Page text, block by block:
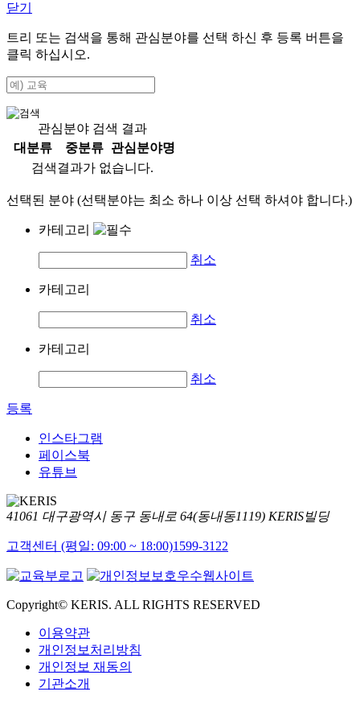
닫기
트리 또는 검색을 통해 관심분야를 선택 하신 후 등록 버튼을
클릭 하십시오.
관심분야 검색 결과
대분류
중분류
관심분야명
검색결과가 없습니다.
선택된 분야 (선택분야는 최소 하나 이상 선택 하셔야 합니다.)
카테고리
취소
카테고리
취소
카테고리
취소
등록
인스타그램
페이스북
유튜브
41061 대구광역시 동구 동내로 64(동내동1119) KERIS빌딩
고객센터 (평일: 09:00 ~ 18:00)1599-3122
Copyright© KERIS. ALL RIGHTS RESERVED
이용약관
개인정보처리방침
개인정보 재동의
기관소개